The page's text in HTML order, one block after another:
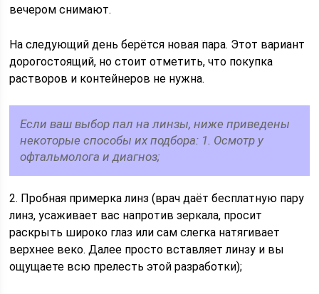
вечером снимают.
На следующий день берётся новая пара. Этот вариант
дорогостоящий, но стоит отметить, что покупка
растворов и контейнеров не нужна.
Если ваш выбор пал на линзы, ниже приведены
некоторые способы их подбора: 1. Осмотр у
офтальмолога и диагноз;
2. Пробная примерка линз (врач даёт бесплатную пару
линз, усаживает вас напротив зеркала, просит
раскрыть широко глаз или сам слегка натягивает
верхнее веко. Далее просто вставляет линзу и вы
ощущаете всю прелесть этой разработки);